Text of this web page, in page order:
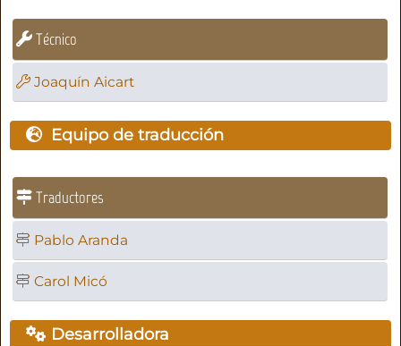
Técnico
Joaquín Aicart
Equipo de traducción
Traductores
Pablo Aranda
Carol Micó
Desarrolladora